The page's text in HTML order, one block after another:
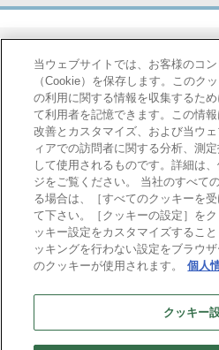
導入事例
さまざまな業種での導入
の効果などがご覧いただ
けます。
セミナ
当ウェブサイトでは、お客様のコ
（Cookie）を保存します。このク
の利用に関する情報を収集するた
て利用者を記憶できます。この情
改善とカスタマイズ、および当ウ
ィアでの訪問者に関する分析、測
して使用されるものです。詳細は
ジをご覧ください。 当社のすべて
る場合は、［すべてのクッキーを
て下さい。［クッキーの設定］を
ッキー設定をカスタマイズするこ
ッキングを行わない設定をブラウ
のクッキーが使用されます。
個人
クッキー